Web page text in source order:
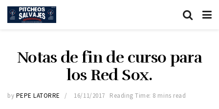
Notas de fin de curso para
los Red Sox.
by PEPE LATORRE 16/11/2017 Reading Time: 8 mins read